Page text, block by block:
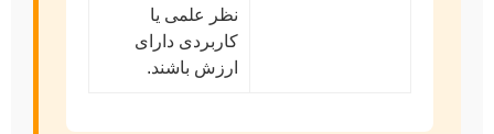
نظر علمی یا
کاربردی دارای
ارزش باشند.